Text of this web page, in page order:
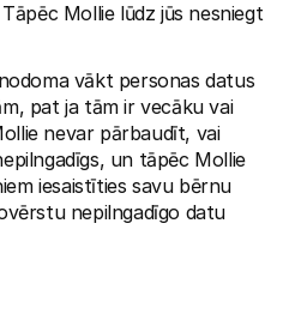
Mollie lūdz jūs nesniegt
vākt personas datus
pat ja tām ir vecāku vai
nevar pārbaudīt, vai
un tāpēc Mollie
iesaistīties savu bērnu
nepilngadīgo datu